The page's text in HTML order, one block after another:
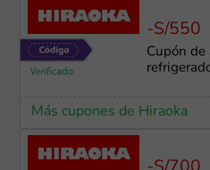
-S/550
Cupón de
Más cupones de Hiraoka